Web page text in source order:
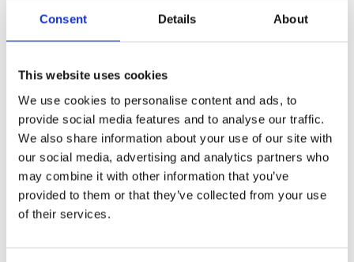
Consent Details About
This website uses cookies
We use cookies to personalise content and ads, to
provide social media features and to analyse our traffic.
We also share information about your use of our site with
our social media, advertising and analytics partners who
may combine it with other information that you’ve
provided to them or that they’ve collected from your use
of their services.
weg. Als het echt misgaat, is het niet het beleid dat u redt, maar
Referenties
European Union. (2022). Richtlijn (EU) 2022/2555 (NIS2).
Officieel Publicatieblad van de Europese Unie, L 333.
Autoriteit voor Civiele Verdediging. (2026). Dit is de